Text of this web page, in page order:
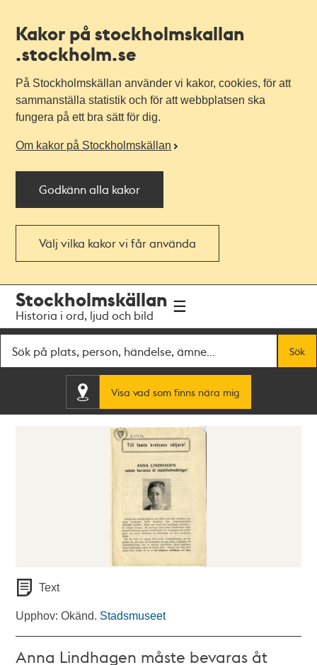
Kakor på stockholmskallan
.stockholm.se
På Stockholmskällan använder vi kakor, cookies, för att
sammanställa statistik och för att webbplatsen ska
fungera på ett bra sätt för dig.
Om kakor på Stockholmskällan
Godkänn alla kakor
Välj vilka kakor vi får använda
navigationen
huvudinnehållet
Stockholmskällan
Historia i ord, ljud och bild
Sök
Visa vad som finns nära mig
Text
Upphov: Okänd. Stadsmuseet
Anna Lindhagen måste bevaras åt